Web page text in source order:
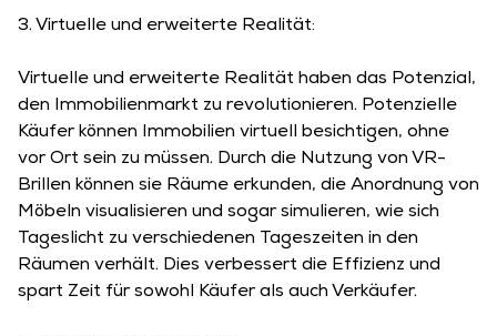
3. Virtuelle und erweiterte Realität:
Virtuelle und erweiterte Realität haben das Potenzial,
den Immobilienmarkt zu revolutionieren. Potenzielle
Käufer können Immobilien virtuell besichtigen, ohne
vor Ort sein zu müssen. Durch die Nutzung von VR-
Brillen können sie Räume erkunden, die Anordnung von
Möbeln visualisieren und sogar simulieren, wie sich
Tageslicht zu verschiedenen Tageszeiten in den
Räumen verhält. Dies verbessert die Effizienz und
spart Zeit für sowohl Käufer als auch Verkäufer.